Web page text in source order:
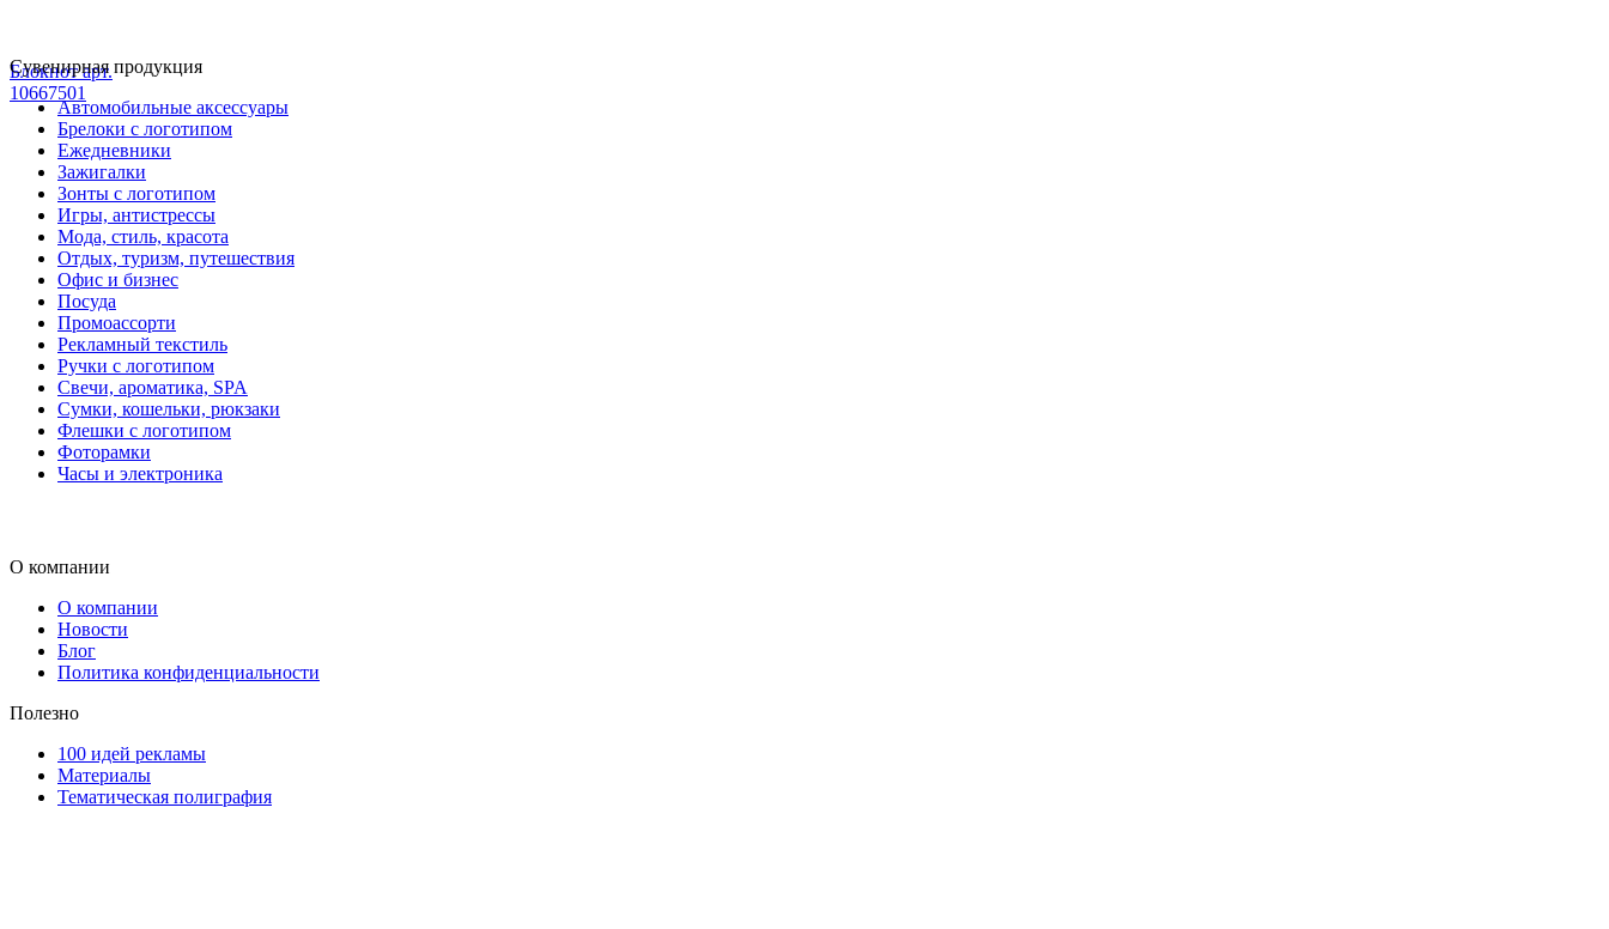
Блокнот арт.
10667501
Сувенирная продукция
Автомобильные аксессуары
Брелоки с логотипом
Ежедневники
Зажигалки
Зонты с логотипом
Игры, антистрессы
Мода, стиль, красота
Отдых, туризм, путешествия
Офис и бизнес
Посуда
Промоассорти
Рекламный текстиль
Ручки с логотипом
Свечи, ароматика, SPA
Сумки, кошельки, рюкзаки
Флешки с логотипом
Фоторамки
Часы и электроника
О компании
О компании
Новости
Блог
Политика конфиденциальности
Полезно
100 идей рекламы
Материалы
Тематическая полиграфия